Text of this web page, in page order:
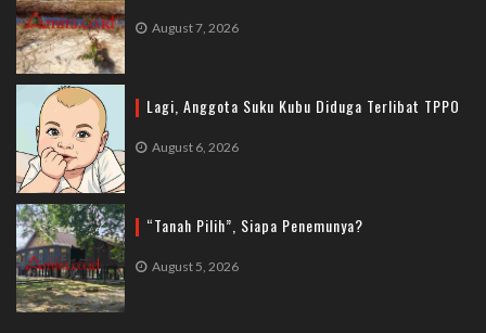
August 7, 2026
Lagi, Anggota Suku Kubu Diduga Terlibat TPPO
August 6, 2026
“Tanah Pilih”, Siapa Penemunya?
August 5, 2026